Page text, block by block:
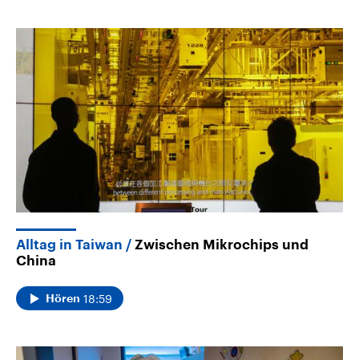
Alltag in Taiwan
Zwischen Mikrochips und
China
Hören 18:59